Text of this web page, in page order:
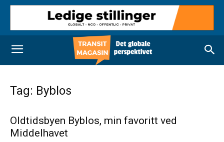
Tag: Byblos
Oldtidsbyen Byblos, min favoritt ved
Middelhavet